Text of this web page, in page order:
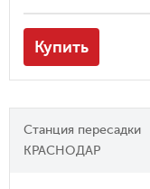
Купить
Станция пересадки
КРАСНОДАР